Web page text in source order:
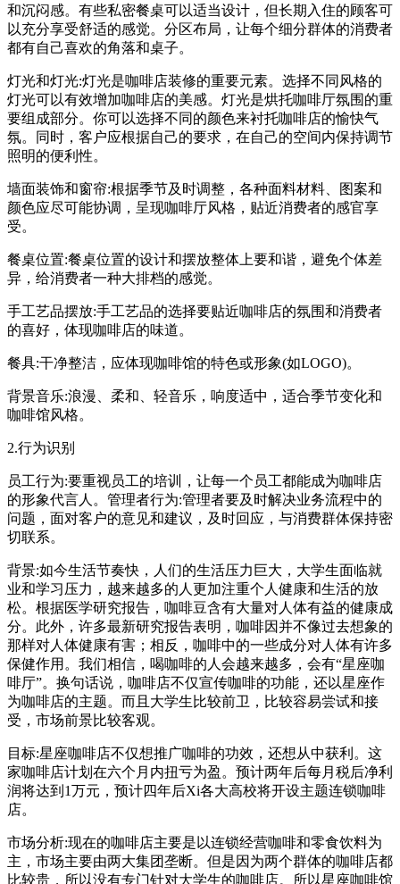
和沉闷感。有些私密餐桌可以适当设计，但长期入住的顾客可
以充分享受舒适的感觉。分区布局，让每个细分群体的消费者
都有自己喜欢的角落和桌子。
灯光和灯光:灯光是咖啡店装修的重要元素。选择不同风格的
灯光可以有效增加咖啡店的美感。灯光是烘托咖啡厅氛围的重
要组成部分。你可以选择不同的颜色来衬托咖啡店的愉快气
氛。同时，客户应根据自己的要求，在自己的空间内保持调节
照明的便利性。
墙面装饰和窗帘:根据季节及时调整，各种面料材料、图案和
颜色应尽可能协调，呈现咖啡厅风格，贴近消费者的感官享
受。
餐桌位置:餐桌位置的设计和摆放整体上要和谐，避免个体差
异，给消费者一种大排档的感觉。
手工艺品摆放:手工艺品的选择要贴近咖啡店的氛围和消费者
的喜好，体现咖啡店的味道。
餐具:干净整洁，应体现咖啡馆的特色或形象(如LOGO)。
背景音乐:浪漫、柔和、轻音乐，响度适中，适合季节变化和
咖啡馆风格。
2.行为识别
员工行为:要重视员工的培训，让每一个员工都能成为咖啡店
的形象代言人。管理者行为:管理者要及时解决业务流程中的
问题，面对客户的意见和建议，及时回应，与消费群体保持密
切联系。
背景:如今生活节奏快，人们的生活压力巨大，大学生面临就
业和学习压力，越来越多的人更加注重个人健康和生活的放
松。根据医学研究报告，咖啡豆含有大量对人体有益的健康成
分。此外，许多最新研究报告表明，咖啡因并不像过去想象的
那样对人体健康有害；相反，咖啡中的一些成分对人体有许多
保健作用。我们相信，喝咖啡的人会越来越多，会有“星座咖
啡厅”。换句话说，咖啡店不仅宣传咖啡的功能，还以星座作
为咖啡店的主题。而且大学生比较前卫，比较容易尝试和接
受，市场前景比较客观。
目标:星座咖啡店不仅想推广咖啡的功效，还想从中获利。这
家咖啡店计划在六个月内扭亏为盈。预计两年后每月税后净利
润将达到1万元，预计四年后Xi各大高校将开设主题连锁咖啡
店。
市场分析:现在的咖啡店主要是以连锁经营咖啡和零食饮料为
主，市场主要由两大集团垄断。但是因为两个群体的咖啡店都
比较贵，所以没有专门针对大学生的咖啡店。所以星座咖啡馆